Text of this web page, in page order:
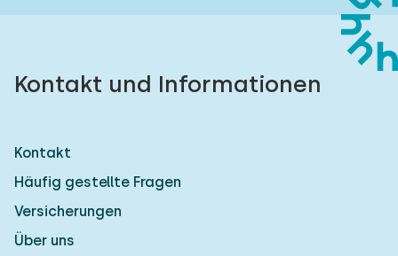
Kontakt und Informationen
Kontakt
Häufig gestellte Fragen
Versicherungen
Über uns